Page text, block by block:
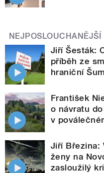
NEJPOSLOUCHANĚJŠÍ
Jiří Šesták:
příběh ze
hraniční
František
o návratu
v
Jiří Březina:
ženy na
zasloužilý